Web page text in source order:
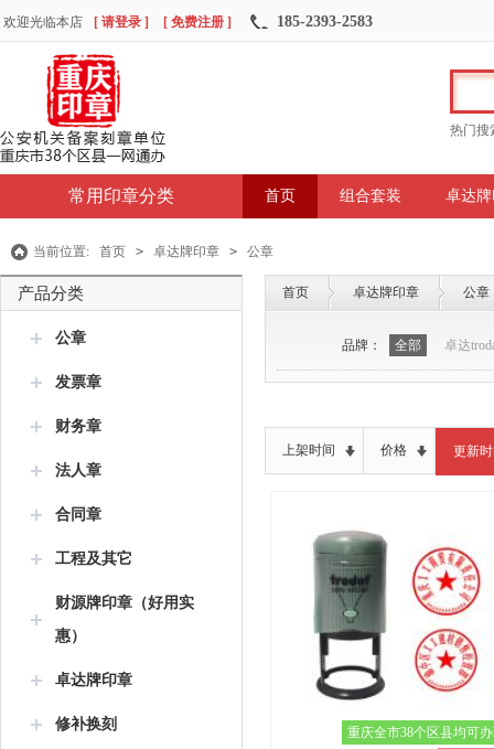
欢迎光临本店 [ 请登录 ] [ 免费注册 ] 185-2393-2583
热门搜
常用印章分类 首页 组合套装 卓达
当前位置: 首页 > 卓达牌印章 > 公章
产品分类
公章
发票章
财务章
法人章
合同章
工程及其它
财源牌印章（好用实
惠）
卓达牌印章
修补换刻
首页 卓达牌印章 公章
品牌： 全部 卓达
上架时间 价格 更新
重庆全市38个区县均可